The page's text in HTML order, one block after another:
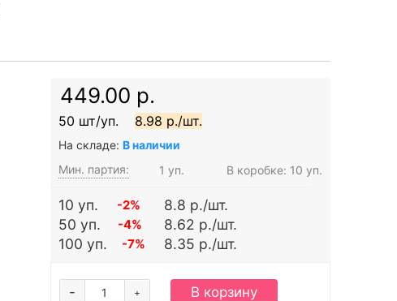
449.00 р.
50 шт/уп. 8.98 р./шт.
На складе: В наличии
Мин. партия:
1 уп. В коробке: 10 уп.
10 уп. -2%
8.8 р./шт.
50 уп.
-4%
8.62 р./шт.
100 уп.
-7% 8.35 р./шт.
+
- В корзину